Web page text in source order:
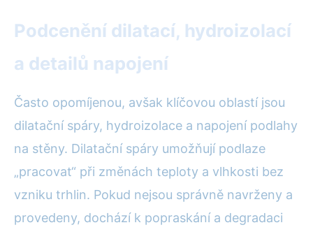
Podcenění dilatací, hydroizolací
a detailů napojení
Často opomíjenou, avšak klíčovou oblastí jsou
dilatační spáry, hydroizolace a napojení podlahy
na stěny. Dilatační spáry umožňují podlaze
„pracovat“ při změnách teploty a vlhkosti bez
vzniku trhlin. Pokud nejsou správně navrženy a
provedeny, dochází k popraskání a degradaci